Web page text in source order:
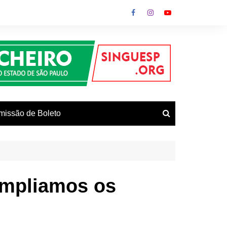
de Boleto
os